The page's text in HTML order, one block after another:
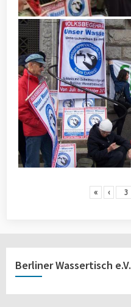
« ‹
Berliner Wassertisch e.V.